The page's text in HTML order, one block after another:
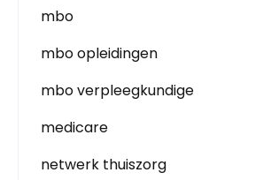
mbo
mbo opleidingen
mbo verpleegkundige
medicare
netwerk thuiszorg